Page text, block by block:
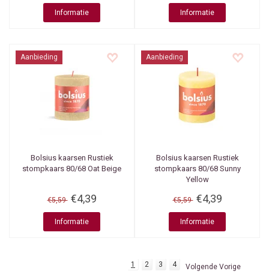
Informatie Informatie
Aanbieding
Bolsius kaarsen Rustiek
stompkaars 80/68 Oat Beige
€5,59 €4,39
Informatie
Aanbieding
Bolsius kaarsen Rustiek
stompkaars 80/68 Sunny
Yellow
€5,59 €4,39
Informatie
1 2 3 4 Volgende Vorige